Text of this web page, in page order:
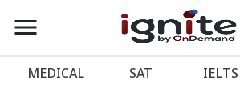
account_balance หน้าแรก
menu
MEDICAL SAT IELTS